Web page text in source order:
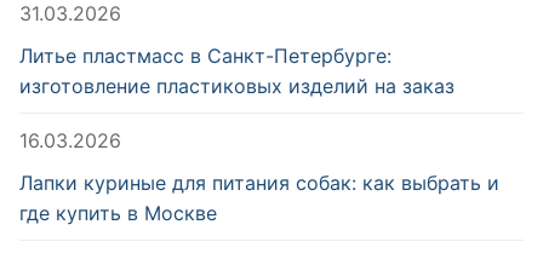
31.03.2026
Литье пластмасс в Санкт-Петербурге:
изготовление пластиковых изделий на заказ
16.03.2026
Лапки куриные для питания собак: как выбрать и
где купить в Москве